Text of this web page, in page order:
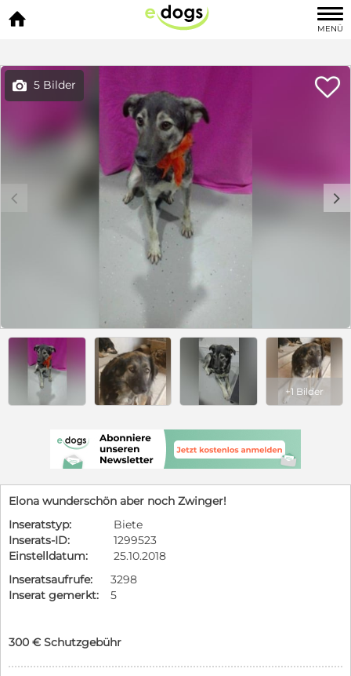

MENÜ
 5 Bilder 
c d
+1 Bilder
Elona wunderschön aber noch Zwinger!
Inseratstyp:
Biete
Inserats-ID:
1299523
Einstelldatum:
25.10.2018
Inseratsaufrufe:
3298
Inserat gemerkt:
5
300 € Schutzgebühr